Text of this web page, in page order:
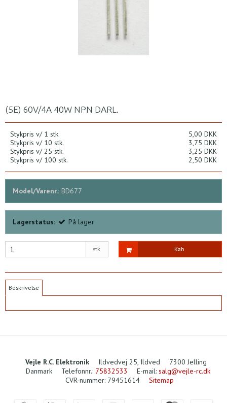
(5E) 60V/4A 40W NPN DARL.
Stykpris v/ 1 stk.
5,00 DKK
Stykpris v/ 10 stk.
3,75 DKK
Stykpris v/ 25 stk.
3,25 DKK
Stykpris v/ 100 stk.
2,50 DKK
Model/Varenr.: BD677
Lagerstatus: På lager
stk. Køb
Beskrivelse
Vejle R.C. Elektronik Ildvedvej 25, Ildved
7300 Jelling
Danmark
Telefonnr.: 75832533 E-mail: salg@vejle-rc.dk
CVR-nummer: 79451614 Sitemap